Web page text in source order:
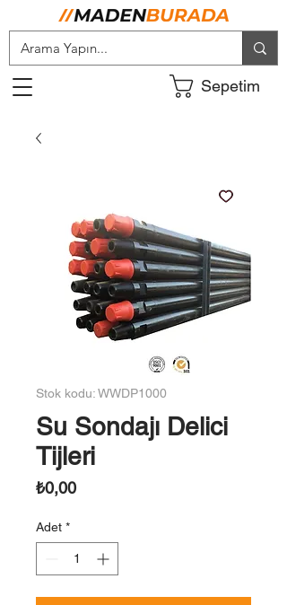
Sepetim
Stok kodu: WWDP1000
Su Sondajı Delici
Tijleri
₺0,00Fiyat
Adet *